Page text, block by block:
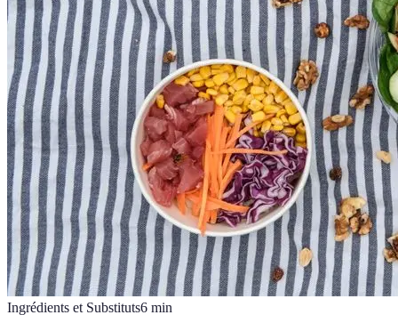
Ingrédients et Substituts6 min